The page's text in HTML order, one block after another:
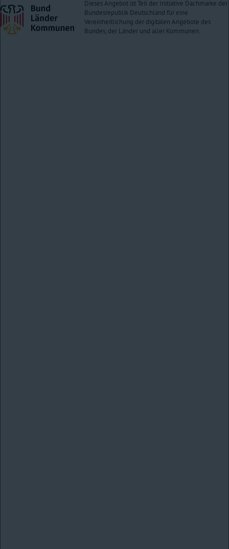
Dieses Angebot ist Teil der Initiative Dachmarke der
Bundesrepublik Deutschland für eine
Vereinheitlichung der digitalen Angebote des
Bundes, der Länder und aller Kommunen.